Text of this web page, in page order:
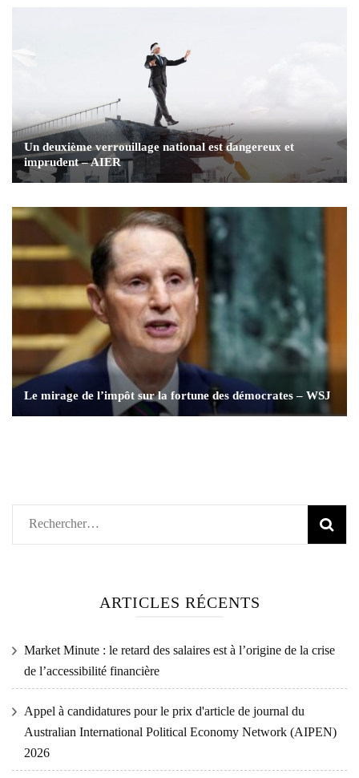
Un deuxième verrouillage national est dangereux et
imprudent – AIER
Le mirage de l’impôt sur la fortune des démocrates – WSJ
Rechercher :
ARTICLES RÉCENTS
Market Minute : le retard des salaires est à l’origine de la crise
de l’accessibilité financière
Appel à candidatures pour le prix d'article de journal du
Australian International Political Economy Network (AIPEN)
2026